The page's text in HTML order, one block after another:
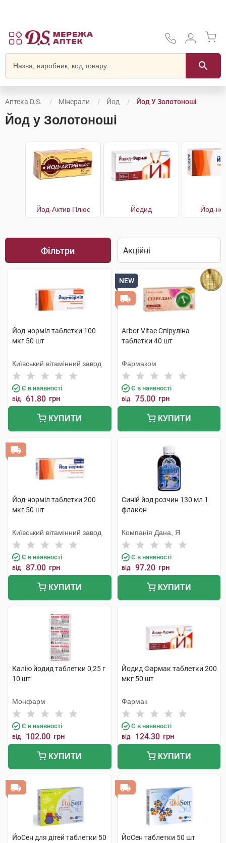
Аптека D.S. Мінерали Йод Йод У Золотоноші
Йод у Золотоноші
Йод-Актив Плюс Йодид Йод-
Фільтри
Йод-норміл таблетки 100
мкг 50 шт
Київський вітамінний завод
Є в наявності
від 61.80 грн
КУПИТИ
NEW
Arbor Vitae Спіруліна
таблетки 40 шт
Фармаком
Є в наявності
від 75.00 грн
КУПИТИ
Йод-норміл таблетки 200
мкг 50 шт
Київський вітамінний завод
Є в наявності
від 87.00 грн
КУПИТИ
Синій йод розчин 130 мл 1
флакон
Компанія Дана, Я
Є в наявності
від 97.20 грн
КУПИТИ
Калію йодид таблетки 0,25 г
10 шт
Монфарм
Є в наявності
від 102.00 грн
КУПИТИ
Йодид Фармак таблетки 200
мкг 50 шт
Фармак
Є в наявності
від 124.30 грн
КУПИТИ
ЙоСен для дітей таблетки 50
ЙоСен таблетки 50 шт